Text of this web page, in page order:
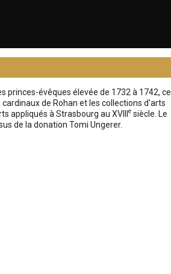
princes-évêques élevée de 1732 à 1742, ce
de Rohan et les collections d'arts
appliqués à Strasbourg au XVIIIe siècle. Le
de la donation Tomi Ungerer.